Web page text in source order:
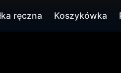
ręczna Koszykówka